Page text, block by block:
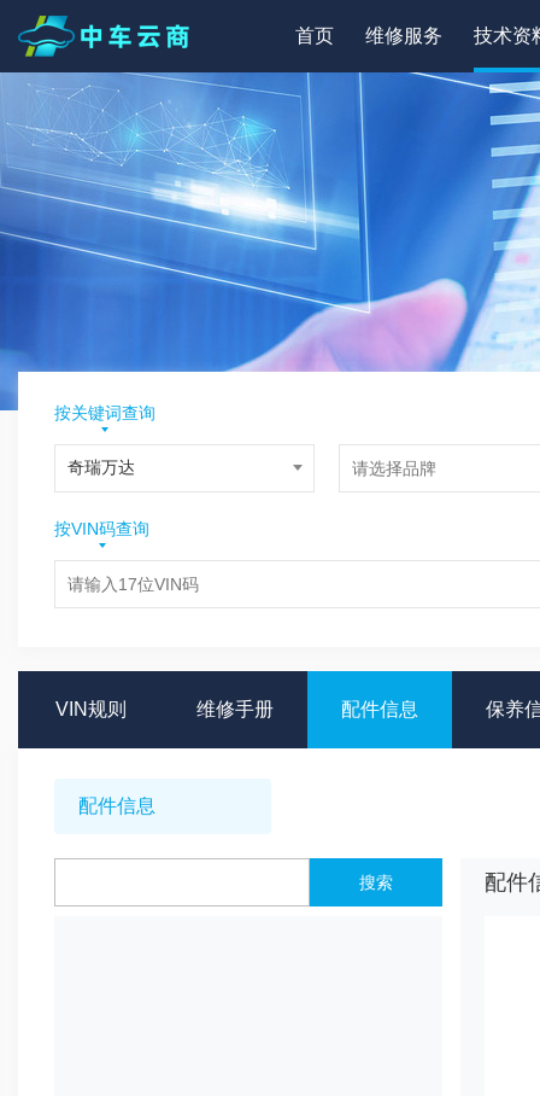
首页 维修服务 技术资
按关键词查询
按VIN码查询
VIN规则 维修手册 配件信息 保养
配件信息
搜索 配件